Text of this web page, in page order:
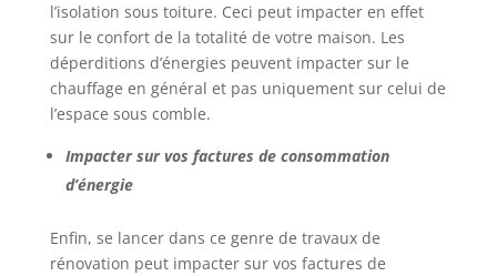
l’isolation sous toiture. Ceci peut impacter en effet
sur le confort de la totalité de votre maison. Les
déperditions d’énergies peuvent impacter sur le
chauffage en général et pas uniquement sur celui de
l’espace sous comble.
Impacter sur vos factures de consommation
d’énergie
Enfin, se lancer dans ce genre de travaux de
rénovation peut impacter sur vos factures de